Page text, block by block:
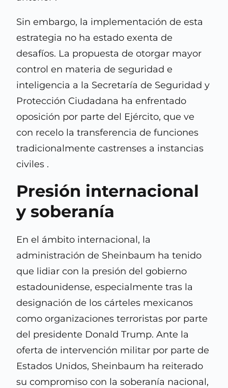
Sin embargo, la implementación de esta
estrategia no ha estado exenta de
desafíos. La propuesta de otorgar mayor
control en materia de seguridad e
inteligencia a la Secretaría de Seguridad y
Protección Ciudadana ha enfrentado
oposición por parte del Ejército, que ve
con recelo la transferencia de funciones
tradicionalmente castrenses a instancias
civiles .
Presión internacional
y soberanía
En el ámbito internacional, la
administración de Sheinbaum ha tenido
que lidiar con la presión del gobierno
estadounidense, especialmente tras la
designación de los cárteles mexicanos
como organizaciones terroristas por parte
del presidente Donald Trump. Ante la
oferta de intervención militar por parte de
Estados Unidos, Sheinbaum ha reiterado
su compromiso con la soberanía nacional,